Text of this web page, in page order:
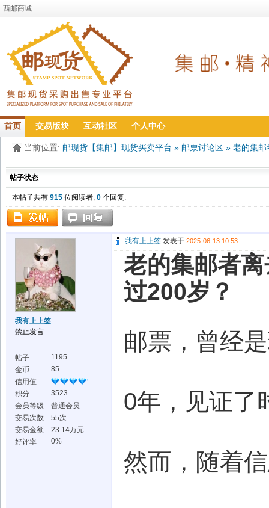
西邮商城
首页 交易版块 互动社区 个人中心
当前位置: 邮现货【集邮】现货买卖平台 » 邮票讨论区 » 老的集邮
帖子状态
本帖子共有 915 位阅读者, 0 个回复.
我有上上签
禁止发言
帖子
1195
金币
85
信用值
积分
3523
会员等级
普通会员
交易次数
55次
交易金额
23.14万元
好评率
0%
我有上上签 发表于 2025-06-13 10:53
老的集邮者
过200岁？
邮票，曾经
0年，见证了
然而，随着